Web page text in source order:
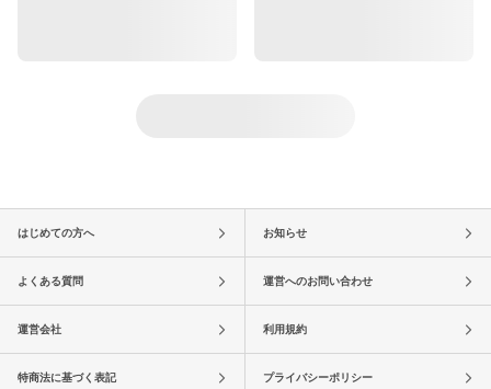
はじめての方へ お知らせ
よくある質問 運営へのお問い合わせ
運営会社 利用規約
特商法に基づく表記 プライバシーポリシー